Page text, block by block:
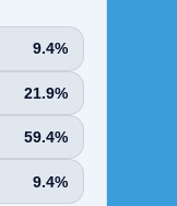
9.4%
21.9%
59.4%
9.4%